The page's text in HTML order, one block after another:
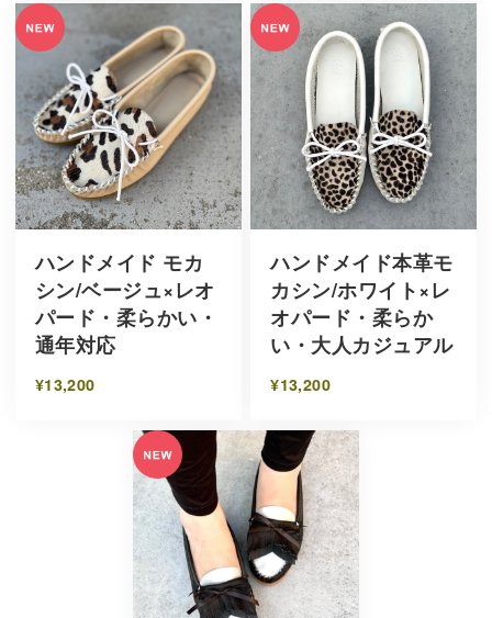
ハンドメイド モカ
シン/ベージュ×レオ
パード・柔らかい・
通年対応
¥13,200
ハンドメイド本革モ
カシン/ホワイト×レ
オパード・柔らか
い・大人カジュアル
¥13,200